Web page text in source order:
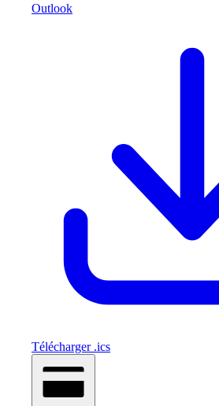
Outlook
Télécharger .ics